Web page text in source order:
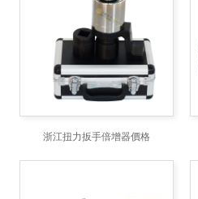
浙江扭力扳手倍增器價格